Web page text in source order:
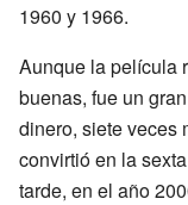
1960 y 1966.
Aunque la película
buenas, fue un
dinero, siete veces
convirtió en la
tarde, en el año